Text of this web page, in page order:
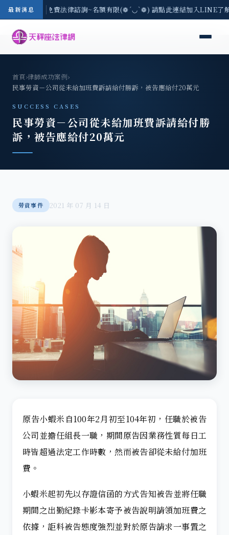
最新消息
8/3(一) 現場免費法律諮詢~名額有限(❁´◡`❁) 請點此連結加入LINE
首頁›律師成功案例›
民事勞資－公司從未給加班費訴請給付勝訴，被告應給付20萬元
SUCCESS CASES
民事勞資－公司從未給加班費訴請給付勝
訴，被告應給付20萬元
勞資事件 2021 年 07 月 14 日
原告小蝦米自100年2月初至104年初，任職於被告
公司並擔任組長一職，期間原告因業務性質每日工
時皆超過法定工作時數，然而被告卻從未給付加班
費。
小蝦米起初先以存證信函的方式告知被告並將任職
期間之出勤紀錄卡影本寄予被告說明請領加班費之
依據，詎料被告態度強烈並對於原告請求一事置之